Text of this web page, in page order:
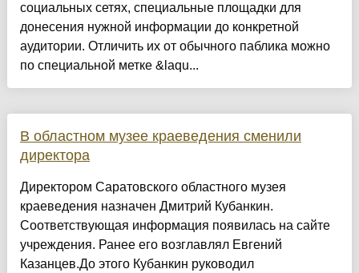
социальных сетях, специальные площадки для
донесения нужной информации до конкретной
аудитории. Отличить их от обычного паблика можно
по специальной метке &laqu...
В областном музее краеведения сменили
директора
Директором Саратовского областного музея
краеведения назначен Дмитрий Кубанкин.
Соответствующая информация появилась на сайте
учреждения. Ранее его возглавлял Евгений
Казанцев.До этого Кубанкин руководил